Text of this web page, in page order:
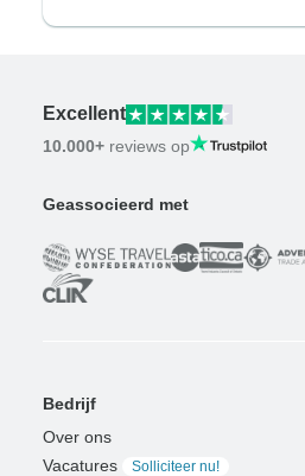
Excellent
10.000+ reviews op
Geassocieerd met
Bedrijf
Over ons
Vacatures
Solliciteer nu!